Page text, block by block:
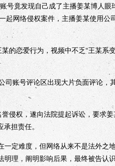
竟发现自己成了主播姜某博人眼
网络侵权案件，主播姜某使用公
恋爱行为，视频中不乏“王某系
号评论区出现大片负面评论，
权，遂向法院提起诉讼，要求姜
担责任。
定难度，但网络从来不是法外之
理，阐明影响后果，最终被告认